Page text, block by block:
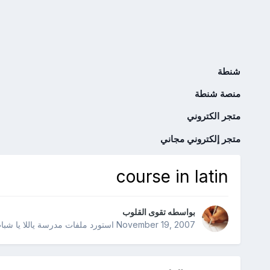
شنطة
منصة شنطة
متجر الكتروني
متجر إلكتروني مجاني
course in latin
بواسطه تقوى القلوب
November 19, 2007استورد ملفات مدرسة ياللا يا